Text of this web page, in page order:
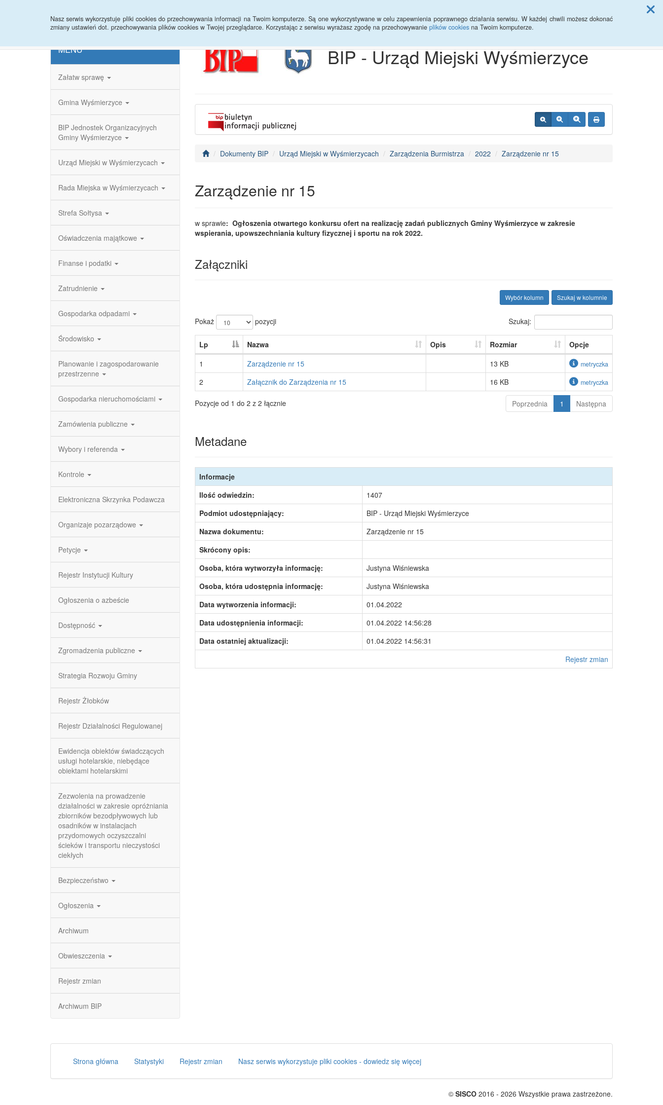
Nasz serwis wykorzystuje pliki cookies do przechowywania informacji na Twoim komputerze. Są one wykorzystywane w celu zapewnienia poprawnego działania serwisu. W każdej chwili możesz dokonać
zmiany ustawień dot. przechowywania plików cookies w Twojej przeglądarce. Korzystając z serwisu wyrażasz zgodę na przechowywanie plików cookies na Twoim komputerze.
Przycisk wyszukaj duży
MENU
Załatw sprawę
Gmina Wyśmierzyce
BIP Jednostek Organizacyjnych
Gminy Wyśmierzyce
Urząd Miejski w Wyśmierzycach
Rada Miejska w Wyśmierzycach
Strefa Sołtysa
Oświadczenia majątkowe
Finanse i podatki
Zatrudnienie
Gospodarka odpadami
Środowisko
Planowanie i zagospodarowanie
przestrzenne
Gospodarka nieruchomościami
Zamówienia publiczne
Wybory i referenda
Kontrole
Elektroniczna Skrzynka Podawcza
Organizaje pozarządowe
Petycje
Rejestr Instytucji Kultury
Ogłoszenia o azbeście
Dostępność
Zgromadzenia publiczne
Strategia Rozwoju Gminy
Rejestr Żłobków
Rejestr Działalności Regulowanej
Ewidencja obiektów świadczących
usługi hotelarskie, niebędące
obiektami hotelarskimi
Zezwolenia na prowadzenie
działalności w zakresie opróżniania
zbiorników bezodpływowych lub
osadników w instalacjach
przydomowych oczyszczalni
ścieków i transportu nieczystości
ciekłych
Bezpieczeństwo
Ogłoszenia
Archiwum
Obwieszczenia
Rejestr zmian
Archiwum BIP
BIP - Urząd Miejski Wyśmierzyce
Dokumenty BIP Urząd Miejski w Wyśmierzycach Zarządzenia Burmistrza 2022 Zarządzenie nr 15
Zarządzenie nr 15
w sprawie: Ogłoszenia otwartego konkursu ofert na realizację zadań publicznych Gminy Wyśmierzyce w zakresie
wspierania, upowszechniania kultury fizycznej i sportu na rok 2022.
Załączniki
Szukaj w kolumnie
Wybór kolumn
Pokaż pozycji Szukaj:
Lp Nazwa Opis Rozmiar
Opcje
1
Zarządzenie nr 15 13 KB metryczka
2 Załącznik do Zarządzenia nr 15 16 KB metryczka
Pozycje od 1 do 2 z 2 łącznie Poprzednia 1 Następna
Metadane
Informacje
Ilość odwiedzin:
1407
Podmiot udostępniający:
BIP - Urząd Miejski Wyśmierzyce
Nazwa dokumentu:
Zarządzenie nr 15
Skrócony opis:
Osoba, która wytworzyła informację:
Justyna Wiśniewska
Osoba, która udostępnia informację:
Justyna Wiśniewska
Data wytworzenia informacji:
01.04.2022
Data udostępnienia informacji:
01.04.2022 14:56:28
Data ostatniej aktualizacji:
01.04.2022 14:56:31
Rejestr zmian
Strona główna Statystyki Rejestr zmian Nasz serwis wykorzystuje pliki cookies - dowiedz się więcej
© SISCO 2016 - 2026 Wszystkie prawa zastrzeżone.